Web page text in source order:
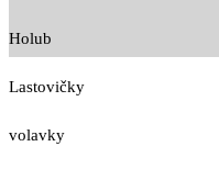
Holub
Lastovičky
volavky